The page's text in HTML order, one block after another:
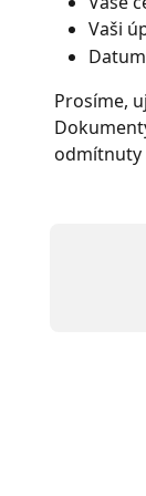
Vaši
Prosíme,
odmítnuty